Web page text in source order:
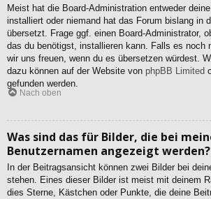
Meist hat die Board-Administration entweder
installiert oder niemand hat das Forum bislang in
übersetzt. Frage ggf. einen Board-Administrator,
das du benötigst, installieren kann. Falls es noch
wir uns freuen, wenn du es übersetzen würdest.
dazu können auf der Website von phpBB Limited
gefunden werden.
Nach oben
Was sind das für Bilder, die bei
Benutzernamen angezeigt werden?
In der Beitragsansicht können zwei Bilder bei
stehen. Eines dieser Bilder ist meist mit deinem
dies Sterne, Kästchen oder Punkte, die deine